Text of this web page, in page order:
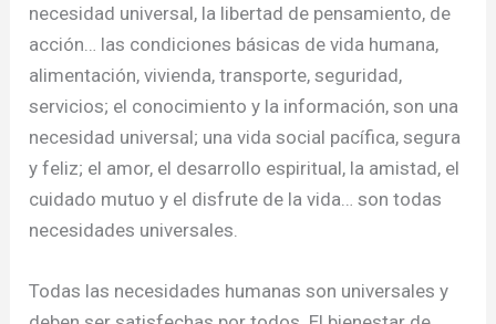
necesidad universal, la libertad de pensamiento, de
acción… las condiciones básicas de vida humana,
alimentación, vivienda, transporte, seguridad,
servicios; el conocimiento y la información, son una
necesidad universal; una vida social pacífica, segura
y feliz; el amor, el desarrollo espiritual, la amistad, el
cuidado mutuo y el disfrute de la vida… son todas
necesidades universales.
Todas las necesidades humanas son universales y